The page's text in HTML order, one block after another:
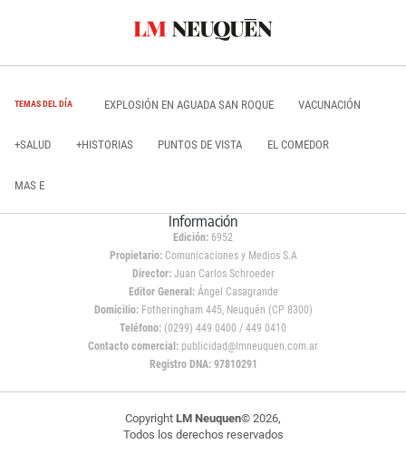
TEMAS DEL DÍA EXPLOSIÓN EN AGUADA SAN ROQUE VACUNACIÓN
+SALUD +HISTORIAS PUNTOS DE VISTA EL COMEDOR
MAS E
Información
Edición: 6952
Propietario:Comunicaciones y Medios S.A
Director: Juan Carlos Schroeder
Editor General:Ángel Casagrande
Domicilio:Fotheringham 445, Neuquén (CP 8300)
Teléfono: (0299) 449 0400 / 449 0410
Contacto comercial: publicidad@lmneuquen.com.ar
Registro DNA: 97810291
Copyright LM Neuquen© 2026,
Todos los derechos reservados